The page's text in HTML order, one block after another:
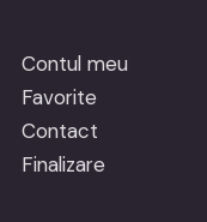
Contul meu
Favorite
Contact
Finalizare